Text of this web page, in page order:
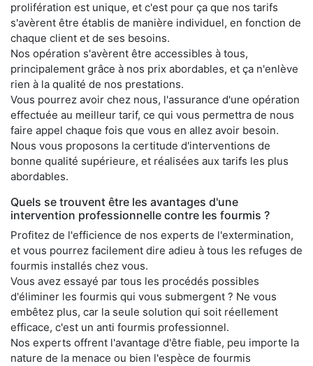
prolifération est unique, et c'est pour ça que nos tarifs
s'avèrent être établis de manière individuel, en fonction de
chaque client et de ses besoins.
Nos opération s'avèrent être accessibles à tous,
principalement grâce à nos prix abordables, et ça n'enlève
rien à la qualité de nos prestations.
Vous pourrez avoir chez nous, l'assurance d'une opération
effectuée au meilleur tarif, ce qui vous permettra de nous
faire appel chaque fois que vous en allez avoir besoin.
Nous vous proposons la certitude d'interventions de
bonne qualité supérieure, et réalisées aux tarifs les plus
abordables.
Quels se trouvent être les avantages d'une
intervention professionnelle contre les fourmis ?
Profitez de l'efficience de nos experts de l'extermination,
et vous pourrez facilement dire adieu à tous les refuges de
fourmis installés chez vous.
Vous avez essayé par tous les procédés possibles
d'éliminer les fourmis qui vous submergent ? Ne vous
embêtez plus, car la seule solution qui soit réellement
efficace, c'est un anti fourmis professionnel.
Nos experts offrent l'avantage d'être fiable, peu importe la
nature de la menace ou bien l'espèce de fourmis